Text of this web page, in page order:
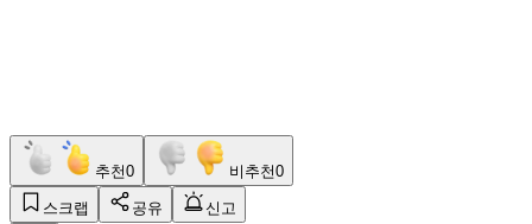
추천0 비추천0
스크랩 공유
신고